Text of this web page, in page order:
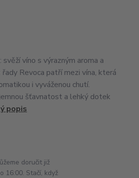
víno s výrazným aroma a
Revoca patří mezi vína, která
i vyváženou chutí.
šťavnatost a lehký dotek
popis
doručit již
16:00. Stačí, když